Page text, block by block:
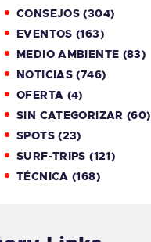
CONSEJOS (304)
EVENTOS (163)
MEDIO AMBIENTE (83)
NOTICIAS (746)
OFERTA (4)
SIN CATEGORIZAR (60)
SPOTS(23)
SURF-TRIPS (121)
TÉCNICA (168)